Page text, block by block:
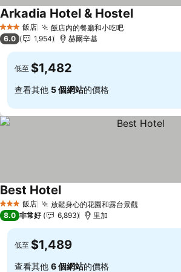
3 星級 飯店 飯店內的餐廳和小吃吧查看價格
Arkadia Hotel & Hostel查看價格
6.0 1,954 赫爾辛基
低至 $1,482
查看其他 5 個網站的價格
3 星級 飯店 放鬆身心的花園和露台景觀查看價格
Best Hotel查看價格
8.0 非常好 6,893 里加
低至 $1,489
查看其他 6 個網站的價格